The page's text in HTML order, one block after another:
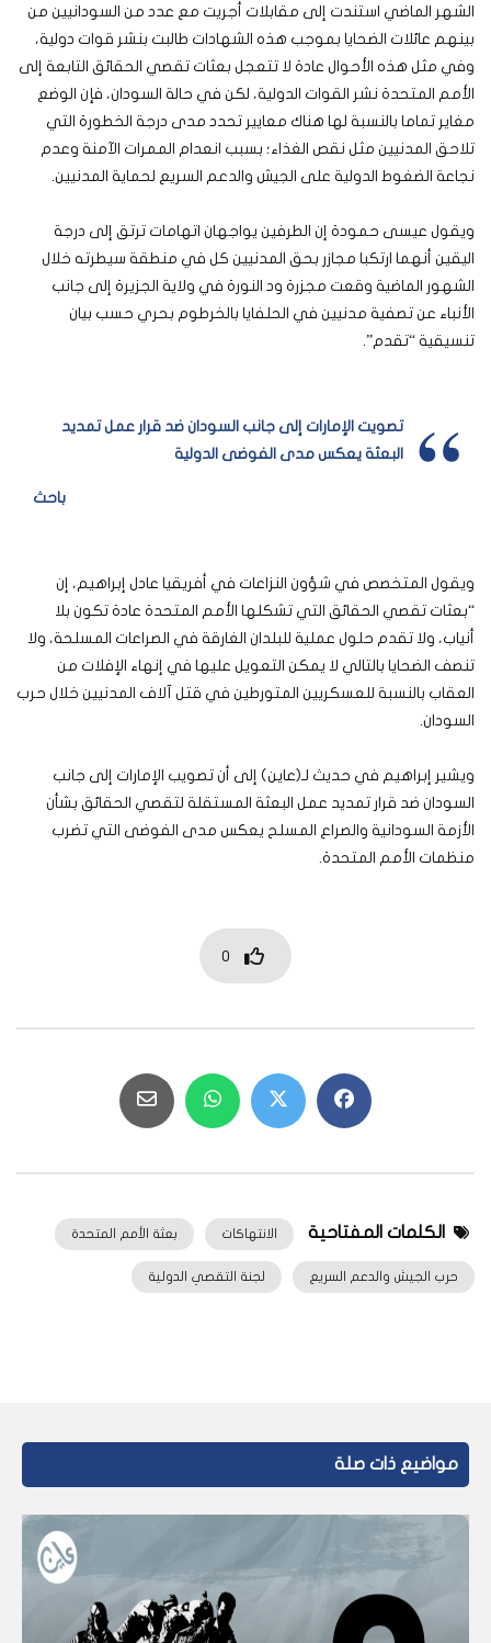
الشهر الماضي استندت إلى مقابلات أجريت مع عدد من السودانيين من
بينهم عائلات الضحايا بموجب هذه الشهادات طالبت بنشر قوات دولية،
وفي مثل هذه الأحوال عادة لا تتعجل بعثات تقصي الحقائق التابعة إلى
الأمم المتحدة نشر القوات الدولية، لكن في حالة السودان، فإن الوضع
مغاير تماما بالنسبة لها هناك معايير تحدد مدى درجة الخطورة التي
تلاحق المدنيين مثل نقص الغذاء؛ بسبب انعدام الممرات الآمنة وعدم
نجاعة الضغوط الدولية على الجيش والدعم السريع لحماية المدنيين.
ويقول عيسى حمودة إن الطرفين يواجهان اتهامات ترتق إلى درجة
اليقين أنهما ارتكبا مجازر بحق المدنيين كل في منطقة سيطرته خلال
الشهور الماضية وقعت مجزرة ود النورة في ولاية الجزيرة إلى جانب
الأنباء عن تصفية مدنيين في الحلفايا بالخرطوم بحري حسب بيان
تنسيقية “تقدم”.
تصويت الإمارات إلى جانب السودان ضد قرار عمل تمديد
البعثة يعكس مدى الفوضى الدولية
باحث
ويقول المتخصص في شؤون النزاعات في أفريقيا عادل إبراهيم، إن
“بعثات تقصي الحقائق التي تشكلها الأمم المتحدة عادة تكون بلا
أنياب، ولا تقدم حلول عملية للبلدان الغارقة في الصراعات المسلحة، ولا
تنصف الضحايا بالتالي لا يمكن التعويل عليها في إنهاء الإفلات من
العقاب بالنسبة للعسكريين المتورطين في قتل آلاف المدنيين خلال حرب
السودان.
ويشير إبراهيم في حديث لـ(عاين) إلى أن تصويب الإمارات إلى جانب
السودان ضد قرار تمديد عمل البعثة المستقلة لتقصي الحقائق بشأن
الأزمة السودانية والصراع المسلح يعكس مدى الفوضى التي تضرب
منظمات الأمم المتحدة.
0
الكلمات المفتاحية الانتهاكات بعثة الأمم المتحدة
حرب الجيش والدعم السريع لجنة التقصي الدولية
مواضيع ذات صلة